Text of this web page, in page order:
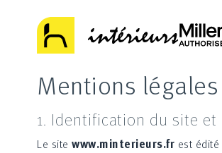
Mentions légales
1. Identification du site
Le site www.minterieurs.fr est